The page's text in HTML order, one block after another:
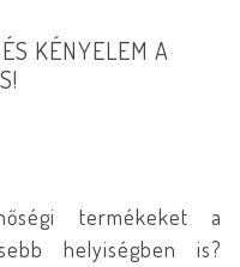
KÉNYELEM A
termékeket a
helyiségben is?